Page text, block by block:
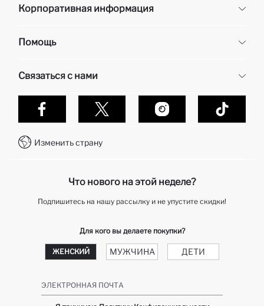
Корпоративная информация
О нас
Контакты
Помощь
Доставка и возврат
Оплата при получени
Политика конфиденциальности
Как делаются покупки в Дефакто?
Клуб подарков
Связаться с нами
Обслуживание клиентов
Контакты
Колл-центр +7 727 357 40 55
Изменить страну
Что нового на этой неделе?
Подпишитесь на нашу рассылку и не упустите скидки!
Для кого вы делаете покупки?
ЖЕНСКИЙ МУЖЧИНА ДЕТИ
ЭЛЕКТРОННАЯ ПОЧТА